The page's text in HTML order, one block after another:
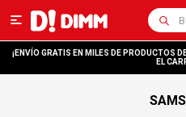

¡ENVÍO GRATIS EN MILES DE PRODUCTOS
EL